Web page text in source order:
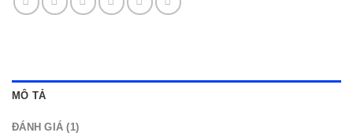
MÔ TẢ
ĐÁNH GIÁ (1)